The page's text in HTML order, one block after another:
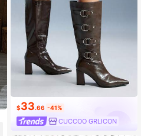
$33.66 -41%
CUCCOO GRLICON